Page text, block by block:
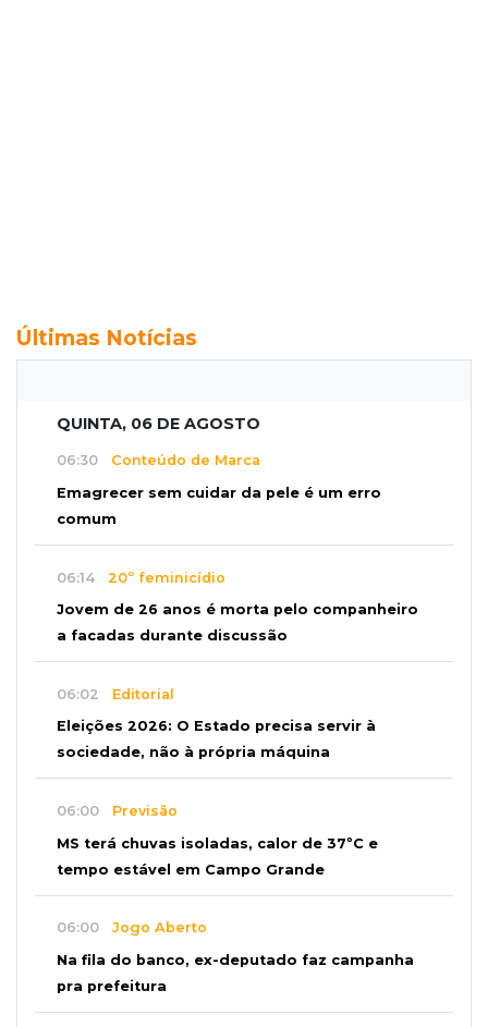
Últimas Notícias
QUINTA, 06 DE AGOSTO
06:30 Conteúdo de Marca
Emagrecer sem cuidar da pele é um erro
comum
06:14 20º feminicídio
Jovem de 26 anos é morta pelo companheiro
a facadas durante discussão
06:02 Editorial
Eleições 2026: O Estado precisa servir à
sociedade, não à própria máquina
06:00 Previsão
MS terá chuvas isoladas, calor de 37ºC e
tempo estável em Campo Grande
06:00 Jogo Aberto
Na fila do banco, ex-deputado faz campanha
pra prefeitura